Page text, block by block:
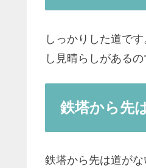
しっかりした道で
し見晴らしがある
鉄塔から先
鉄塔から先は道が